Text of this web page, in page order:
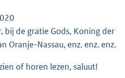
bij de gratie Gods, Koning der
Oranje-Nassau, enz. enz. enz.
of horen lezen, saluut!